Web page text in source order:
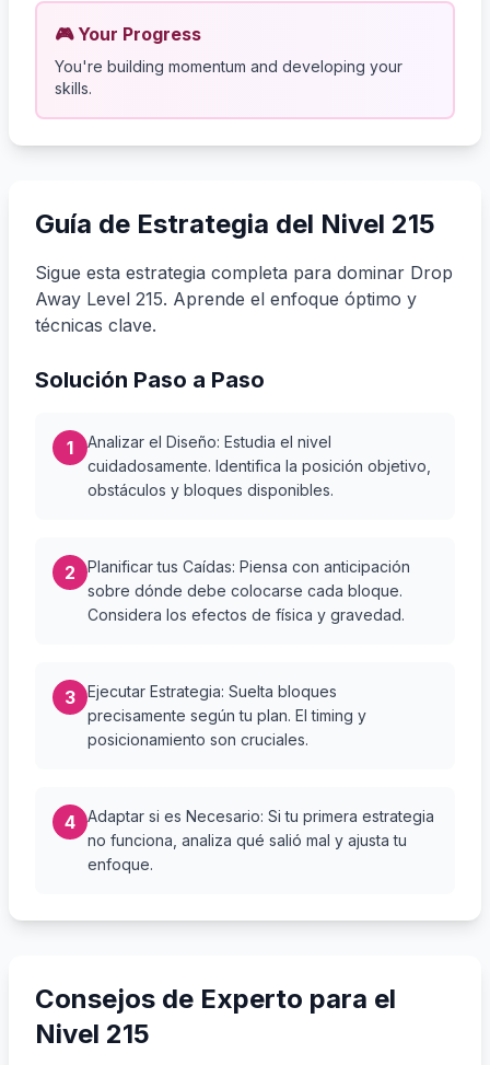
🎮 Your Progress
You're building momentum and developing your
skills.
Guía de Estrategia del Nivel 215
Sigue esta estrategia completa para dominar Drop
Away Level 215. Aprende el enfoque óptimo y
técnicas clave.
Solución Paso a Paso
1
Analizar el Diseño: Estudia el nivel
cuidadosamente. Identifica la posición objetivo,
obstáculos y bloques disponibles.
2
Planificar tus Caídas: Piensa con anticipación
sobre dónde debe colocarse cada bloque.
Considera los efectos de física y gravedad.
3
Ejecutar Estrategia: Suelta bloques
precisamente según tu plan. El timing y
posicionamiento son cruciales.
4
Adaptar si es Necesario: Si tu primera estrategia
no funciona, analiza qué salió mal y ajusta tu
enfoque.
Consejos de Experto para el
Nivel 215